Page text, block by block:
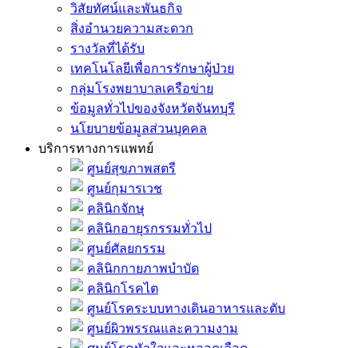
วิสัยทัศน์และพันธกิจ
สิ่งอำนวยความสะดวก
รางวัลที่ได้รับ
เทคโนโลยีเพื่อการรักษาผู้ป่วย
กลุ่มโรงพยาบาลเครือข่าย
ข้อมูลทั่วไปของจังหวัดจันทบุรี
นโยบายข้อมูลส่วนบุคคล
บริการทางการแพทย์
ศูนย์สุขภาพสตรี
ศูนย์กุมารเวช
คลินิกจักษุ
คลินิกอายุรกรรมทั่วไป
ศูนย์ศัลยกรรม
คลินิกกายภาพบำบัด
คลินิกโรคไต
ศูนย์โรคระบบทางเดินอาหารและตับ
ศูนย์ผิวพรรณและความงาม